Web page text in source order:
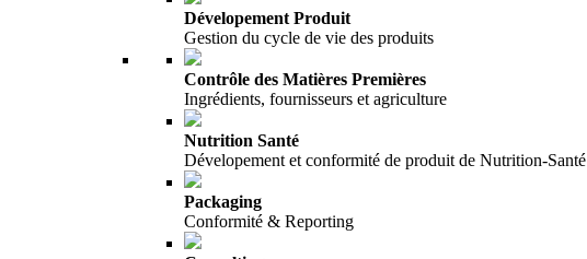
Dévelopement Produit
Gestion du cycle de vie des produits
Contrôle des Matières Premières
Ingrédients, fournisseurs et agriculture
Nutrition Santé
Dévelopement et conformité de produit de Nutrition-Santé
Packaging
Conformité & Reporting